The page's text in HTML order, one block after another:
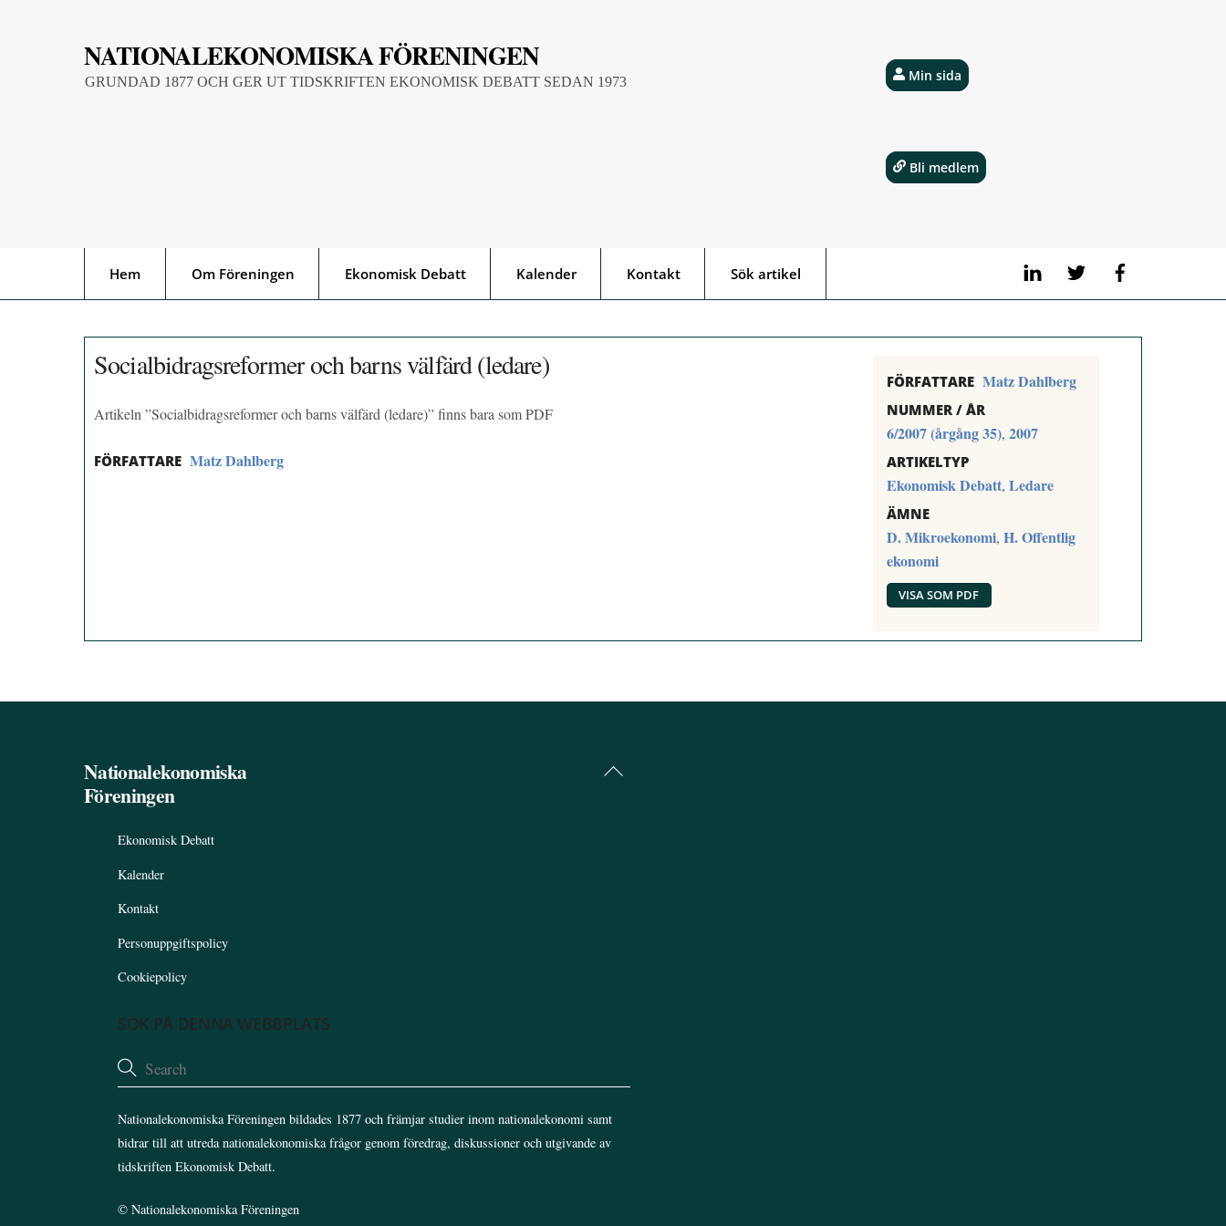
NATIONALEKONOMISKA FÖRENINGEN
GRUNDAD 1877 OCH GER UT TIDSKRIFTEN EKONOMISK DEBATT SEDAN 1973
LinkedIn Twitter
Hem Om Föreningen Ekonomisk Debatt Kalender Kontakt Sök artikel
Min sida
Bli medlem
Socialbidragsreformer och barns välfärd (ledare)
Artikeln ”Socialbidragsreformer och barns välfärd (ledare)” finns bara som PDF
FÖRFATTARE Matz Dahlberg
FÖRFATTARE Matz Dahlberg
NUMMER / ÅR
6/2007 (årgång 35), 2007
ARTIKELTYP
Ekonomisk Debatt, Ledare
ÄMNE
D. Mikroekonomi, H. Offentlig
ekonomi
VISA SOM PDF
Back
Nationalekonomiska
Föreningen
Ekonomisk Debatt
Kalender
Kontakt
Personuppgiftspolicy
Cookiepolicy
SÖK PÅ DENNA WEBBPLATS
Nationalekonomiska Föreningen bildades 1877 och främjar studier inom nationalekonomi samt
bidrar till att utreda nationalekonomiska frågor genom föredrag, diskussioner och utgivande av
tidskriften Ekonomisk Debatt.
©Nationalekonomiska Föreningen